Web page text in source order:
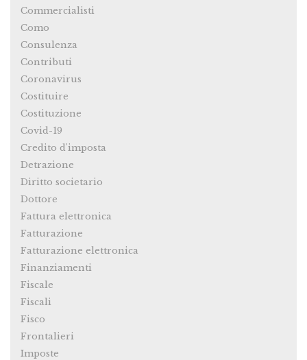
Commercialisti
Como
Consulenza
Contributi
Coronavirus
Costituire
Costituzione
Covid-19
Credito d'imposta
Detrazione
Diritto societario
Dottore
Fattura elettronica
Fatturazione
Fatturazione elettronica
Finanziamenti
Fiscale
Fiscali
Fisco
Frontalieri
Imposte